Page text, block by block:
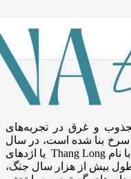
و غرق در تجربه‌های
سرخ بنا شده است، در سال
۱۰۱۰ میلادی توسط امپراتور لی تای تو با نام Thang Long یا اژدهای
بیش از هزار سال جنگ،